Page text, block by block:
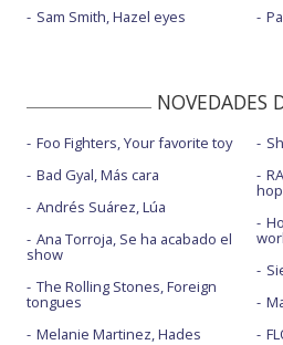
Sam Smith, Hazel eyes
NOVEDADES
Foo Fighters, Your favorite toy
Bad Gyal, Más cara
Andrés Suárez, Lúa
Ana Torroja, Se ha acabado el
show
The Rolling Stones, Foreign
tongues
Melanie Martinez, Hades